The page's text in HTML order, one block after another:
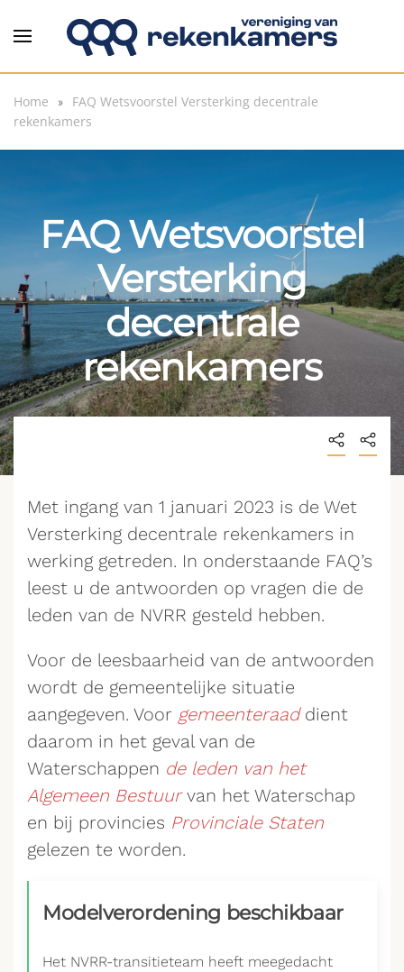
Overslaan en naar de inhoud gaan
Home
FAQ Wetsvoorstel Versterking decentrale
rekenkamers
FAQ Wetsvoorstel
Versterking
decentrale
rekenkamers
Met ingang van 1 januari 2023 is de Wet
Versterking decentrale rekenkamers in
werking getreden. In onderstaande FAQ’s
leest u de antwoorden op vragen die de
leden van de NVRR gesteld hebben.
Voor de leesbaarheid van de antwoorden
wordt de gemeentelijke situatie
aangegeven. Voor gemeenteraad dient
daarom in het geval van de
Waterschappen de leden van het
Algemeen Bestuurvan het Waterschap
en bij provincies Provinciale Staten
gelezen te worden.
Modelverordening beschikbaar
Het NVRR-transitieteam heeft meegedacht